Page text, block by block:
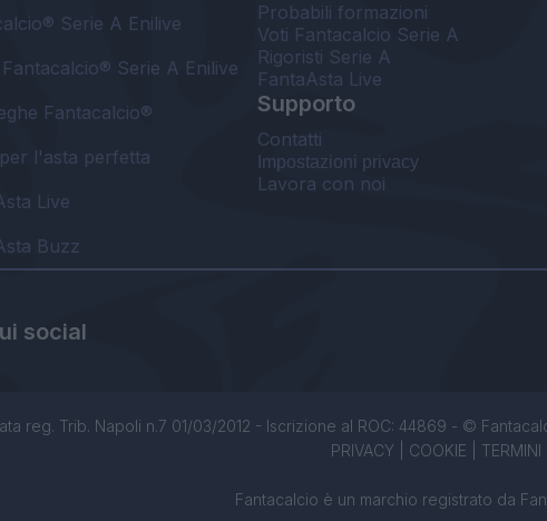
Serie A Enilive
Serie A Enilive
Fantacalcio®
l'asta perfetta
Live
Buzz
Probabili formazioni
Voti Fantacalcio Serie A
Rigoristi Serie A
FantaAsta Live
Supporto
Contatti
Impostazioni privacy
Lavora con noi
social
reg. Trib. Napoli n.7 01/03/2012 - Iscrizione al ROC: 44869 - ©
PRIVACY| COOKIE TERMINI
Fantacalcio è un marchio registrato da